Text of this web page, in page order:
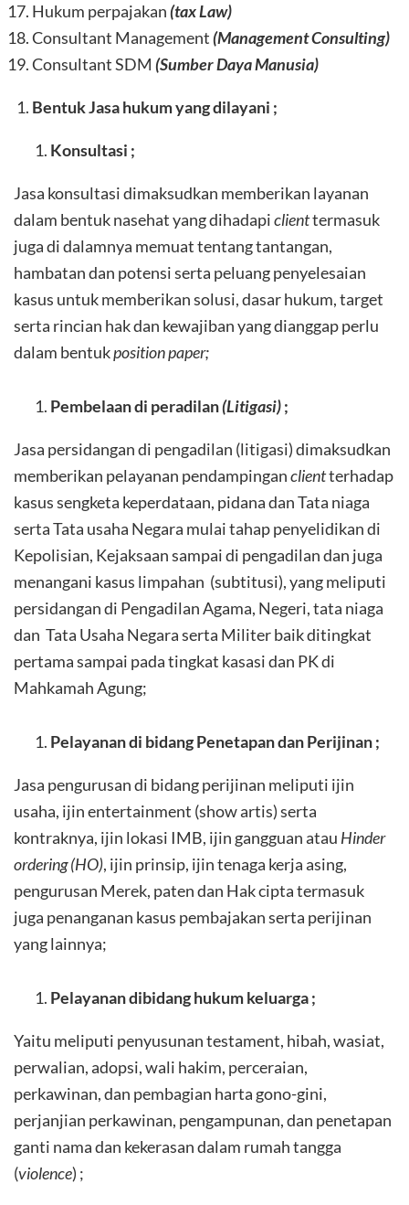
Hukum perpajakan(tax Law)
Consultant Management(Management Consulting)
Consultant SDM (Sumber Daya Manusia)
Bentuk Jasa hukum yang dilayani ;
Konsultasi ;
Jasa konsultasi dimaksudkan memberikan layanan
dalam bentuk nasehat yang dihadapiclienttermasuk
juga di dalamnya memuat tentang tantangan,
hambatan dan potensi serta peluang penyelesaian
kasus untuk memberikan solusi, dasar hukum, target
serta rincian hak dan kewajiban yang dianggap perlu
dalam bentukposition paper;
Pembelaan di peradilan(Litigasi);
Jasa persidangan di pengadilan (litigasi) dimaksudkan
memberikan pelayanan pendampinganclientterhadap
kasus sengketa keperdataan, pidana dan Tata niaga
serta Tata usaha Negara mulai tahap penyelidikan di
Kepolisian, Kejaksaan sampai di pengadilan dan juga
menangani kasus limpahan (subtitusi), yang meliputi
persidangan di Pengadilan Agama, Negeri, tata niaga
dan Tata Usaha Negara serta Militer baik ditingkat
pertama sampai pada tingkat kasasi dan PK di
Mahkamah Agung;
Pelayanan di bidang Penetapan dan Perijinan ;
Jasa pengurusan di bidang perijinan meliputi ijin
usaha, ijin entertainment (show artis) serta
kontraknya, ijin lokasi IMB, ijin gangguan atau Hinder
ordering (HO), ijin prinsip, ijin tenaga kerja asing,
pengurusan Merek, paten dan Hak cipta termasuk
juga penanganan kasus pembajakan serta perijinan
yang lainnya;
Pelayanan dibidang hukum keluarga ;
Yaitu meliputi penyusunan testament, hibah, wasiat,
perwalian, adopsi, wali hakim, perceraian,
perkawinan, dan pembagian harta gono-gini,
perjanjian perkawinan, pengampunan, dan penetapan
ganti nama dan kekerasan dalam rumah tangga
(violence) ;